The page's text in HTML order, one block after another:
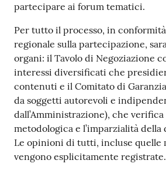
partecipare ai forum tematici.
Per tutto il processo, in
regionale sulla partecipazione,
organi: il Tavolo di Negoziazione
interessi diversificati che
contenuti e il Comitato di
da soggetti autorevoli e
dall’Amministrazione), che
metodologica e l’imparzialità
Le opinioni di tutti, incluse quelle
vengono esplicitamente registrate.